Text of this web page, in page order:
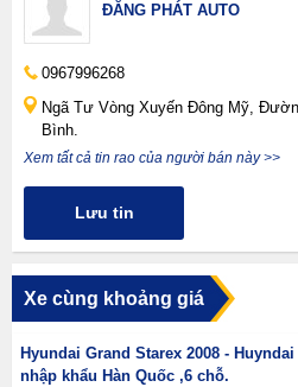
ĐĂNG PHÁT AUTO
0967996268
Ngã Tư Vòng Xuyến Đông Mỹ,
Bình.
Xem tất cả tin rao của người bán này >>
Lưu tin
Xe cùng khoảng giá
Hyundai Grand Starex 2008 -
nhập khẩu Hàn Quốc ,6 chỗ.